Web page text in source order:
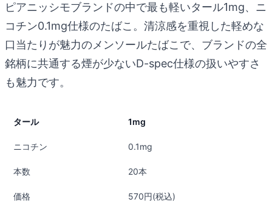
ピアニッシモブランドの中で最も軽いタール1mg、ニ
コチン0.1mg仕様のたばこ。清涼感を重視した軽めな
口当たりが魅力のメンソールたばこで、ブランドの全
銘柄に共通する煙が少ないD-spec仕様の扱いやすさ
も魅力です。
タール 1mg
ニコチン 0.1mg
本数 20本
価格 570円(税込)